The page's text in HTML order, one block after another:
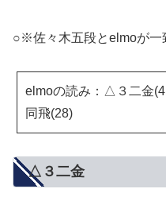
○※佐々木五段とelmoが一
elmoの読み：△３二金
同飛(28)
△３二金